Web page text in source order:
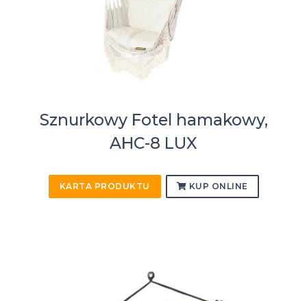
Sznurkowy Fotel hamakowy,
AHC-8 LUX
KARTA PRODUKTU KUP ONLINE